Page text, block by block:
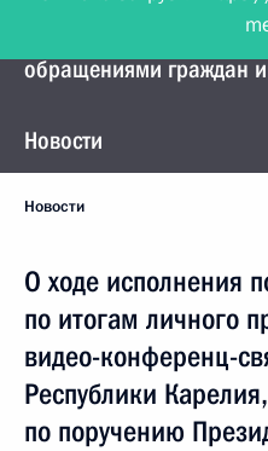
Управление Президента
обращениями граждан
Новости
Новости
О ходе исполнения
по итогам личного
видео-конференц-
Республики
по поручению